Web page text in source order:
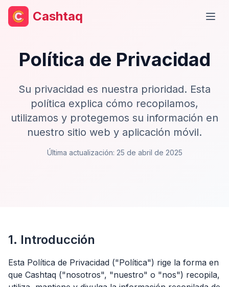
Cashtaq
Política de Privacidad
Su privacidad es nuestra prioridad. Esta
política explica cómo recopilamos,
utilizamos y protegemos su información en
nuestro sitio web y aplicación móvil.
Última actualización: 25 de abril de 2025
1. Introducción
Esta Política de Privacidad ("Política") rige la forma en
que Cashtaq ("nosotros", "nuestro" o "nos") recopila,